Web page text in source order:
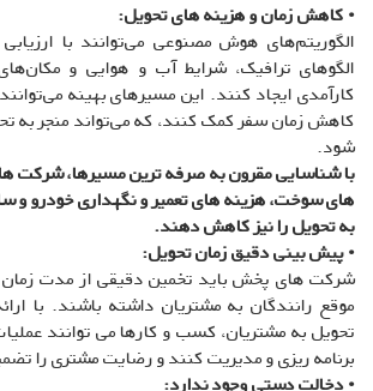
• کاهش زمان و هزینه های تحویل:
الگوریتم‌های هوش مصنوعی می‌توانند با
الگوهای ترافیک، شرایط آب و هوایی و
کارآمدی ایجاد کنند. این مسیرهای بهینه
کاهش زمان سفر کمک کنند، که می‌تواند منجر به
شود.
با شناسایی مقرون به صرفه ترین مسیرها، شرکت ها
های سوخت، هزینه های تعمیر و نگهداری خودرو و
به تحویل را نیز کاهش دهند.
• پیش بینی دقیق زمان تحویل:
شرکت های پخش باید تخمین دقیقی از مدت زمان
موقع رانندگان به مشتریان داشته باشند. با
تحویل به مشتریان، کسب و کارها می توانند
برنامه ریزی و مدیریت کنند و رضایت مشتری را
• دخالت دستی وجود ندارد: